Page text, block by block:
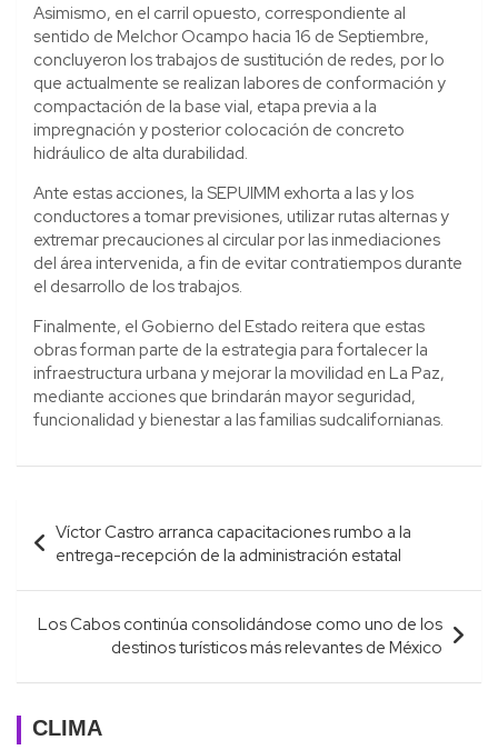
Asimismo, en el carril opuesto, correspondiente al
sentido de Melchor Ocampo hacia 16 de Septiembre,
concluyeron los trabajos de sustitución de redes, por lo
que actualmente se realizan labores de conformación y
compactación de la base vial, etapa previa a la
impregnación y posterior colocación de concreto
hidráulico de alta durabilidad.
Ante estas acciones, la SEPUIMM exhorta a las y los
conductores a tomar previsiones, utilizar rutas alternas y
extremar precauciones al circular por las inmediaciones
del área intervenida, a fin de evitar contratiempos durante
el desarrollo de los trabajos.
Finalmente, el Gobierno del Estado reitera que estas
obras forman parte de la estrategia para fortalecer la
infraestructura urbana y mejorar la movilidad en La Paz,
mediante acciones que brindarán mayor seguridad,
funcionalidad y bienestar a las familias sudcalifornianas.
Navegación
de
entradas
Víctor Castro arranca capacitaciones rumbo a la
entrega-recepción de la administración estatal
Los Cabos continúa consolidándose como uno de los
destinos turísticos más relevantes de México
CLIMA